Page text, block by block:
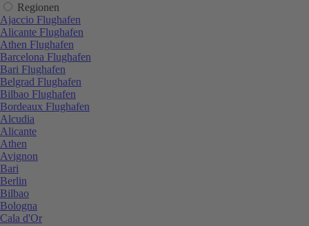
Regionen
Ajaccio Flughafen
Alicante Flughafen
Athen Flughafen
Barcelona Flughafen
Bari Flughafen
Belgrad Flughafen
Bilbao Flughafen
Bordeaux Flughafen
Alcudia
Alicante
Athen
Avignon
Bari
Berlin
Bilbao
Bologna
Cala d'Or